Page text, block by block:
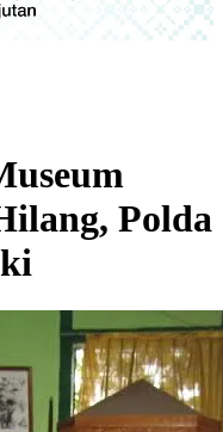
Polda